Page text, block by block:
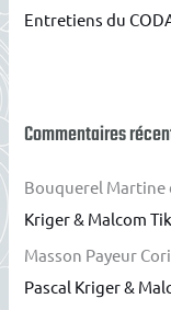
Entretiens du
Commentaires
Bouquerel Martine
Kriger & Malcom
Masson Payeur
Pascal Kriger &